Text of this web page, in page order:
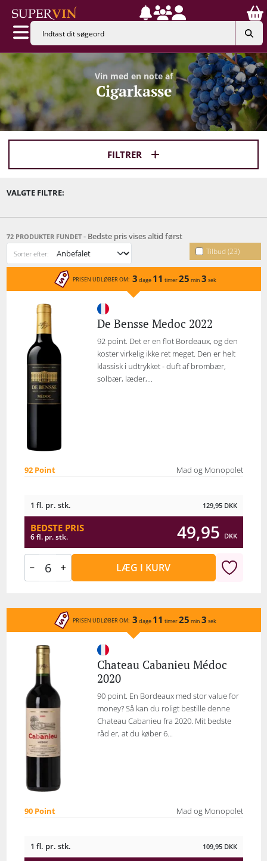
Vin med en note af
Cigarkasse
FILTRER
VALGTE FILTRE:
72 PRODUKTER FUNDET - Bedste pris vises altid først
Tilbud (23)
Sorter efter:
PRISEN UDLØBER OM: 3 dage 11 timer25 min 3 sek
De Bensse Medoc 2022
92 point. Det er en flot Bordeaux, og den
koster virkelig ikke ret meget. Den er helt
klassisk i udtrykket - duft af brombær,
solbær, læder,...
92 Point Mad og Monopolet
1 fl. pr. stk. 129,95 DKK
BEDSTE PRIS
6 fl. pr. stk. 49,95 DKK
LÆG I KURV
PRISEN UDLØBER OM: 3 dage 11 timer25 min 3 sek
Chateau Cabanieu Médoc
2020
90 point. En Bordeaux med stor value for
money? Så kan du roligt bestille denne
Chateau Cabanieu fra 2020. Mit bedste
råd er, at du køber 6...
90 Point Mad og Monopolet
1 fl. pr. stk. 109,95 DKK